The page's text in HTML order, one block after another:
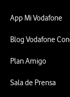
App Mi Vodafone
Blog Vodafone
Plan Amigo
Sala de Prensa